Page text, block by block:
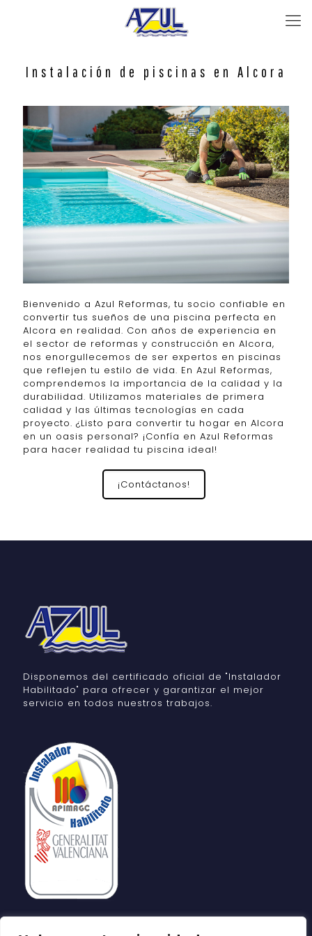
Instalación de piscinas en Alcora
Bienvenido a Azul Reformas, tu socio confiable en
convertir tus sueños de una piscina perfecta en
Alcora en realidad. Con años de experiencia en
el sector de reformas y construcción en Alcora,
nos enorgullecemos de ser expertos en piscinas
que reflejen tu estilo de vida. En Azul Reformas,
comprendemos la importancia de la calidad y la
durabilidad. Utilizamos materiales de primera
calidad y las últimas tecnologías en cada
proyecto. ¿Listo para convertir tu hogar en Alcora
en un oasis personal? ¡Confía en Azul Reformas
para hacer realidad tu piscina ideal!
¡Contáctanos!
Disponemos del certificado oficial de "Instalador
Habilitado" para ofrecer y garantizar el mejor
servicio en todos nuestros trabajos.